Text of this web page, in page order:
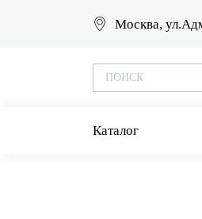
Москва,
Каталог